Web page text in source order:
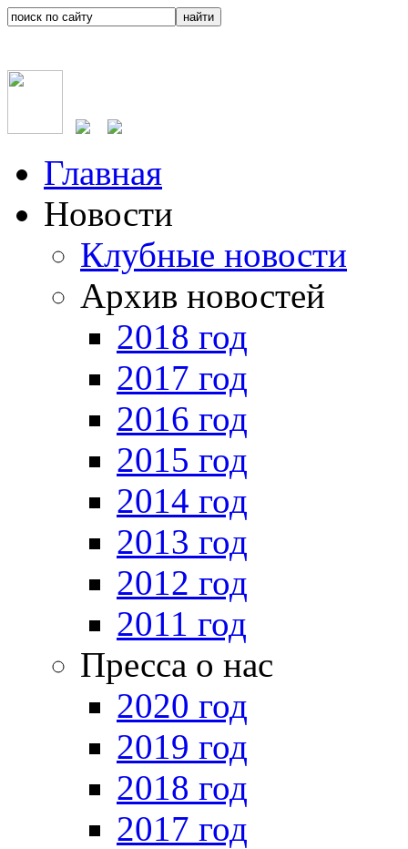
Главная
Новости
Клубные новости
Архив новостей
2018 год
2017 год
2016 год
2015 год
2014 год
2013 год
2012 год
2011 год
Пресса о нас
2020 год
2019 год
2018 год
2017 год